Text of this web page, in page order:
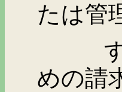
たは管
すなわ
めの請